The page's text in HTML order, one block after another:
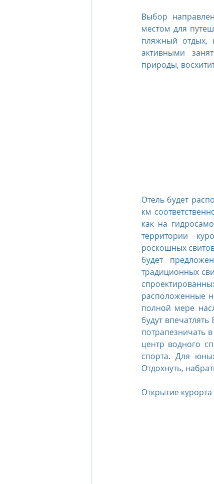
Выбор
местом для
пляжный отдых,
активными
природы,
Отель будет
км
как на
территории
роскошных
будет
традиционных
расположенные
полной мере
будут
потрапезничать
центр водного
спорта. Для
Отдохнуть,
Открытие